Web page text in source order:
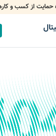
حمایت از کسب و